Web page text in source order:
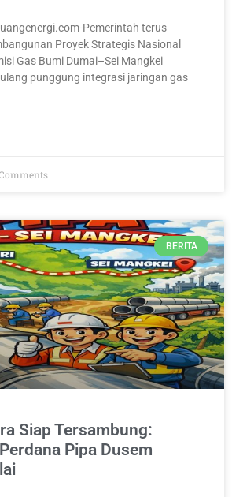
Pemerintah terus
Proyek Strategis Nasional
Gas Bumi Dumai–Sei Mangkei
punggung integrasi jaringan gas
BERITA
Siap Tersambung:
Pipa Dusem